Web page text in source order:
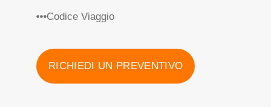
Codice Viaggio
RICHIEDI UN PREVENTIVO